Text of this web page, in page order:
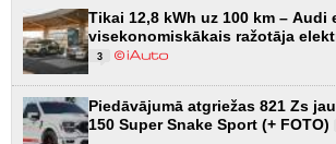
Tikai 12,8 kWh uz 100 km – Audi
visekonomiskākais ražotāja
3
Piedāvājumā atgriežas 821 Zs
150 Super Snake Sport (+ FOTO)